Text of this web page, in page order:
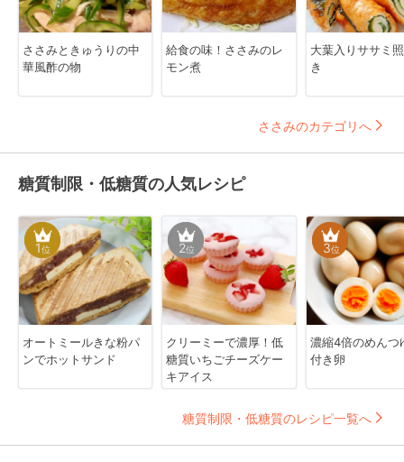
ささみときゅうりの中
華風酢の物
給食の味！ささみのレ
モン煮
大葉入りササミ
き
ささみのカテゴリへ
糖質制限・低糖質の人気レシピ
1位
オートミールきな粉パ
ンでホットサンド
2位
クリーミーで濃厚！低
糖質いちごチーズケー
キアイス
3位
濃縮4倍のめんつ
付き卵
糖質制限・低糖質のレシピ一覧へ